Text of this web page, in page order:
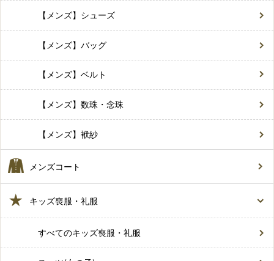
【メンズ】シューズ
【メンズ】バッグ
【メンズ】ベルト
【メンズ】数珠・念珠
【メンズ】袱紗
メンズコート
キッズ喪服・礼服
すべてのキッズ喪服・礼服